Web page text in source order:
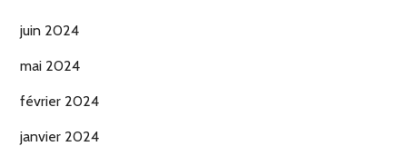
juin 2024
mai 2024
février 2024
janvier 2024